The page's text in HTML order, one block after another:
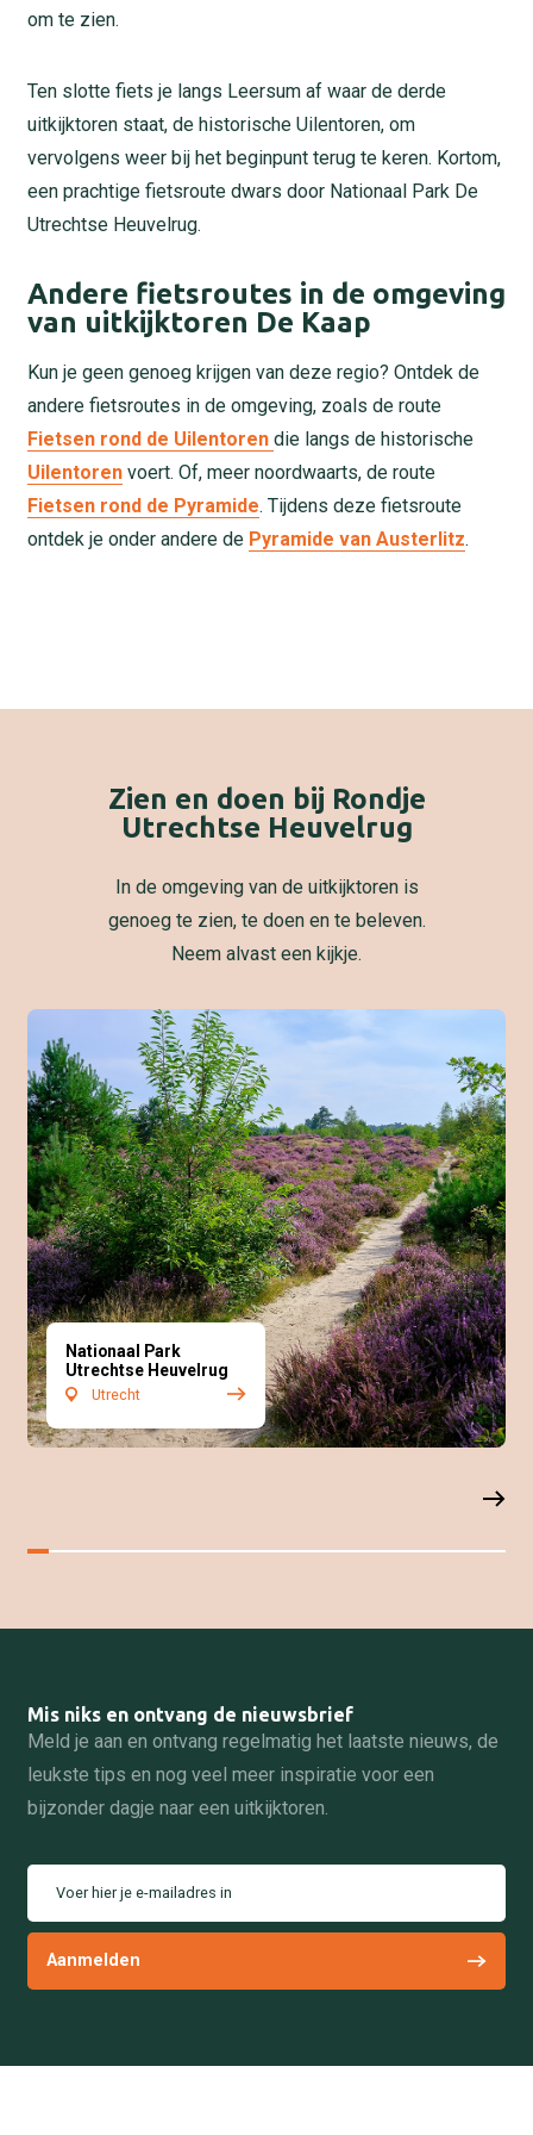
om te zien.
Ten slotte fiets je langs Leersum af waar de derde
uitkijktoren staat, de historische Uilentoren, om
vervolgens weer bij het beginpunt terug te keren. Kortom,
een prachtige fietsroute dwars door Nationaal Park De
Utrechtse Heuvelrug.
Andere fietsroutes in de omgeving
van uitkijktoren De Kaap
Kun je geen genoeg krijgen van deze regio? Ontdek de
andere fietsroutes in de omgeving, zoals de route
Fietsen rond de Uilentoren die langs de historische
Uilentoren voert. Of, meer noordwaarts, de route
Fietsen rond de Pyramide. Tijdens deze fietsroute
ontdek je onder andere de Pyramide van Austerlitz.
Zien en doen bij Rondje
Utrechtse Heuvelrug
In de omgeving van de uitkijktoren is
genoeg te zien, te doen en te beleven.
Neem alvast een kijkje.
Nationaal Park
Utrechtse Heuvelrug
Utrecht
Mis niks en ontvang de nieuwsbrief
Meld je aan en ontvang regelmatig het laatste nieuws, de
leukste tips en nog veel meer inspiratie voor een
bijzonder dagje naar een uitkijktoren.
Voer hier je e-mailadres in